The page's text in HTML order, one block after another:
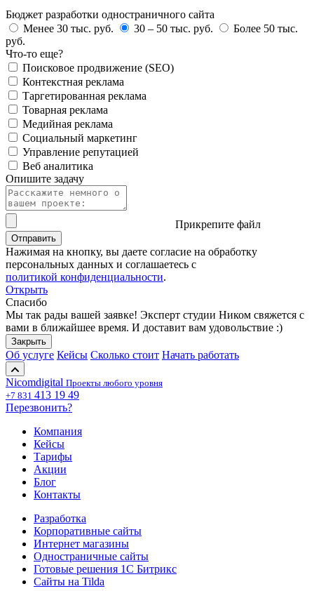
Бюджет разработки одностраничного сайта
Менее 30 тыс. руб.
30 – 50 тыс. руб.
Более 50 тыс.
руб.
Что-то еще?
Поисковое продвижение (SEO)
Контекстная реклама
Таргетированная реклама
Товарная реклама
Медийная реклама
Социальный маркетинг
Управление репутацией
Веб аналитика
Опишите задачу
Прикрепите файл
Нажимая на кнопку, вы даете согласие на обработку
персональных данных и соглашаетесь с
политикой конфиденциальности.
Открыть
Спасибо
Мы так рады вашей заявке! Эксперт студии Ником свяжется с
вами в ближайшее время. И доставит вам удовольствие :)
Закрыть
Об услуге Кейсы Сколько стоит Начать работать
Nicomdigital Проекты любого уровня
+7 831 413 19 49
Перезвонить?
Компания
Кейсы
Тарифы
Акции
Блог
Контакты
Разработка
Корпоративные сайты
Интернет магазины
Одностраничные сайты
Готовые решения 1С Битрикс
Сайты на Tilda